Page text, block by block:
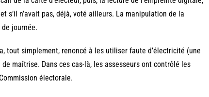
n’avait pas, déjà, voté ailleurs. La manipulation de la
journée.
tout simplement, renoncé à les utiliser faute d’électricité (une
maîtrise. Dans ces cas-là, les assesseurs ont contrôlé les
électorale.